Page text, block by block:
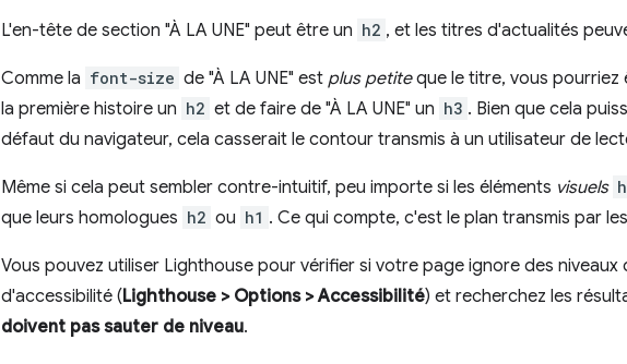
L'en-tête de section "À LA UNE" peut être un h2 , et les titres d'actualités
Comme la font-size de "À LA UNE" est plus petiteque le titre, vous
la première histoire un h2 et de faire de "À LA UNE" un h3 . Bien que cela
défaut du navigateur, cela casserait le contour transmis à un utilisateur de
Même si cela peut sembler contre-intuitif, peu importe si les éléments visuels
que leurs homologues h2 ou h1 . Ce qui compte, c'est le plan transmis par
Vous pouvez utiliser Lighthouse pour vérifier si votre page ignore des niveaux
d'accessibilité (Lighthouse > Options > Accessibilité) et recherchez les
doivent pas sauter de niveau.